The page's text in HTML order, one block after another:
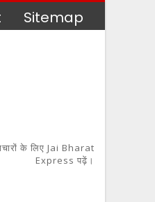
Sitemap
के लिए Jai Bharat
Express पढ़ें।